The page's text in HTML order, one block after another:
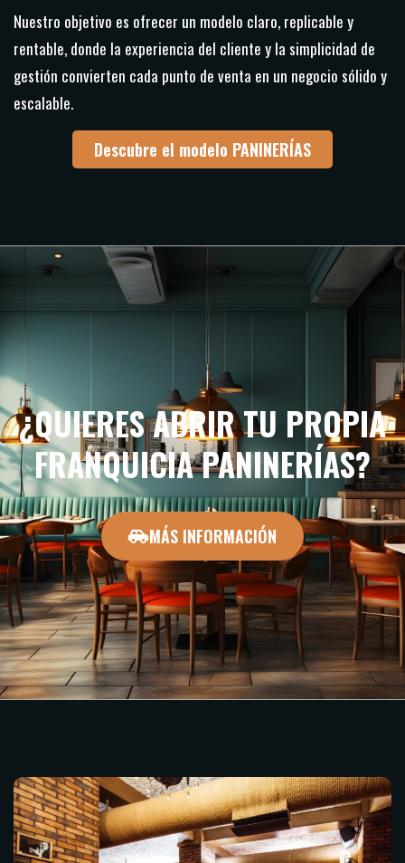
Nuestro objetivo es ofrecer un modelo claro, replicable y
rentable, donde la experiencia del cliente y la simplicidad de
gestión convierten cada punto de venta en un negocio sólido y
escalable.
Descubre el modelo PANINERÍAS
¿QUIERES ABRIR TU PROPIA
FRANQUICIA PANINERÍAS?
MÁS INFORMACIÓN